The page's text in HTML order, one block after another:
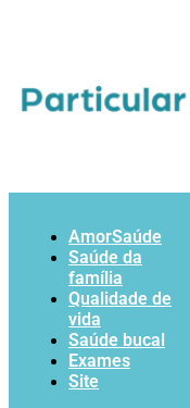
AmorSaúde
Saúde da
família
Qualidade de
vida
Saúde bucal
Exames
Site